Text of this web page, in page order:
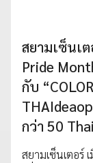
สยามเซ็นเ
Pride
กับ
กว่า 50
สยามเซ็นเตอร์